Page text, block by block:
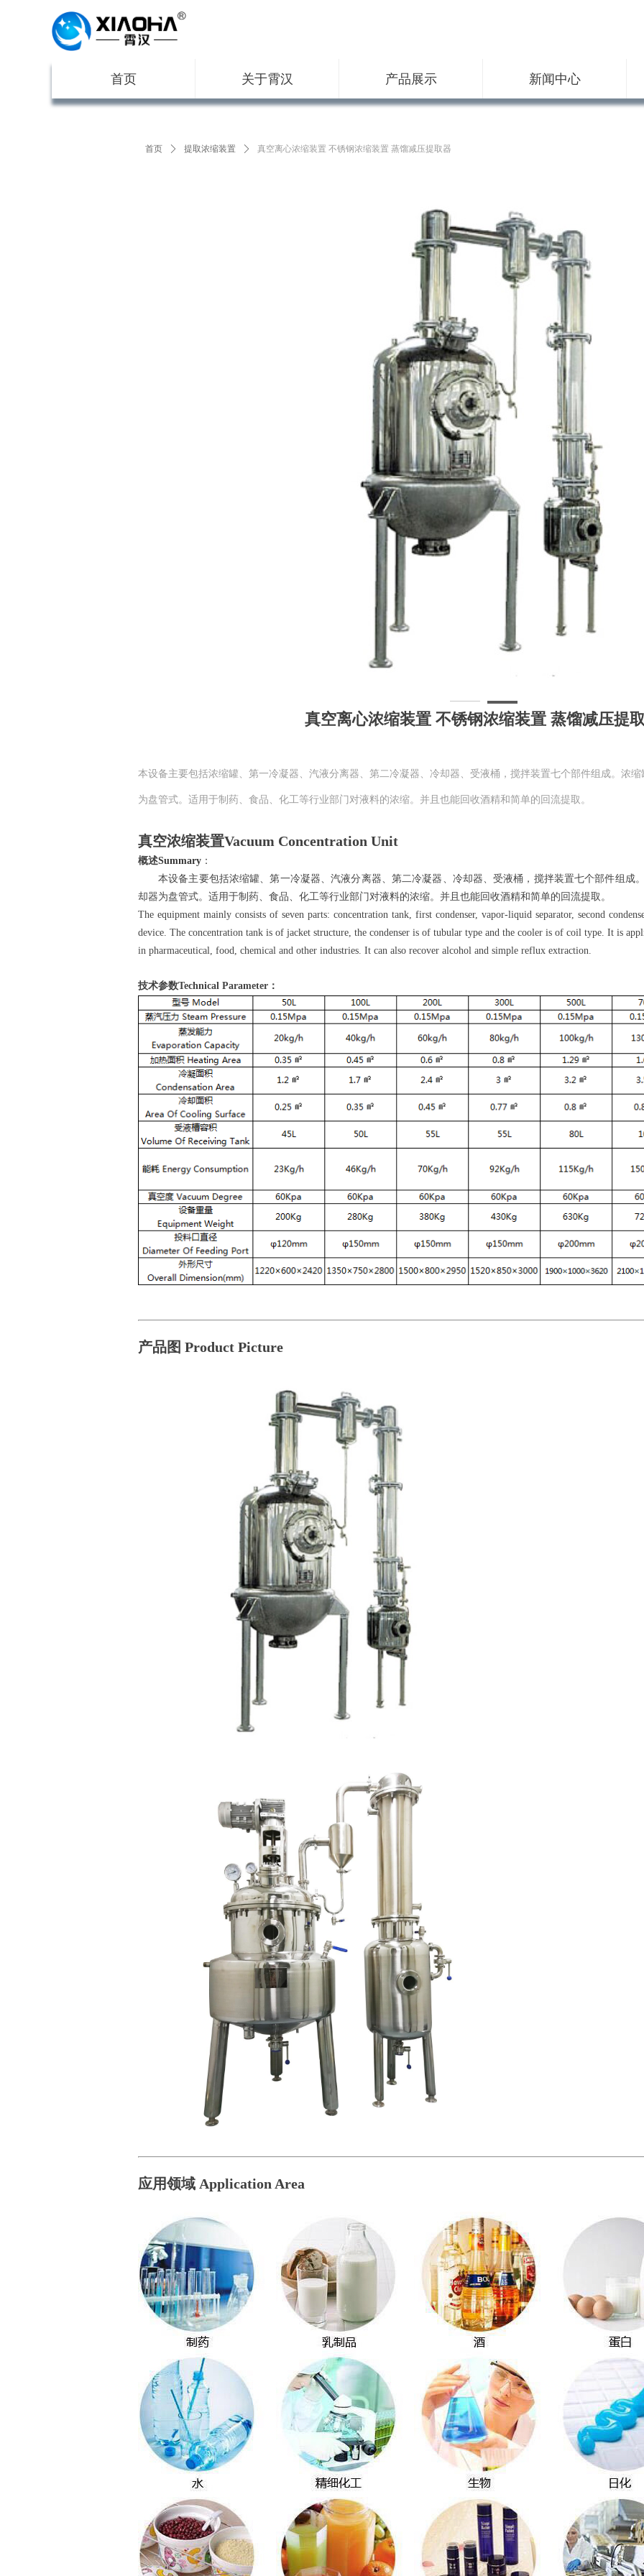
首页 关于霄汉 产品展示 新闻中心
首页 ꄲ 提取浓缩装置 ꄲ 真空离心浓缩装置 不锈钢浓缩装置 蒸馏减压提取器
真空离心浓缩装置 不锈钢浓缩装置 蒸馏减压提
本设备主要包括浓缩罐、第一冷凝器、汽液分离器、第二冷凝器、冷却器、受液桶，搅拌装置七个部件组成。浓
为盘管式。适用于制药、食品、化工等行业部门对液料的浓缩。并且也能回收酒精和简单的回流提取。
真空浓缩装置Vacuum Concentration Unit
概述Summary ：
本设备主要包括浓缩罐、第一冷凝器、汽液分离器、第二冷凝器、冷却器、受液桶，搅拌装置七个部件组成
却器为盘管式。适用于制药、食品、化工等行业部门对液料的浓缩。并且也能回收酒精和简单的回流提取。
The equipment mainly consists of seven parts: concentration tank, first condenser, vapor-liquid separator, second
device. The concentration tank is of jacket structure, the condenser is of tubular type and the cooler is of coil type. It is
in pharmaceutical, food, chemical and other industries. It can also recover alcohol and simple reflux extraction.
技术参数Technical Parameter ：
产品图 Product Picture
应用领域 Application Area